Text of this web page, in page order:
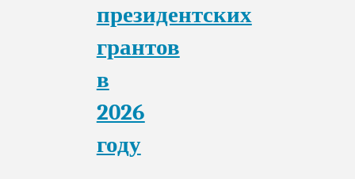
президентских
грантов
в
2026
году